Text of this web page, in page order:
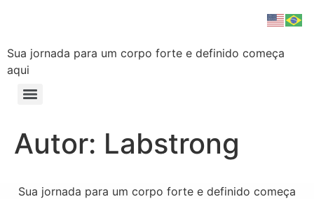
Sua jornada para um corpo forte e definido começa
aqui
Autor: Labstrong
Sua jornada para um corpo forte e definido começa